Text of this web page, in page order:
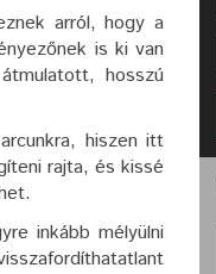
arról, hogy a
is ki van
hosszú
hiszen itt
rajta, és kissé
inkább mélyülni